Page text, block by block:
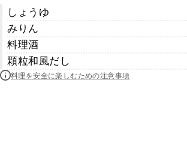
しょうゆ
みりん
料理酒
顆粒和風だし
料理を安全に楽しむための注意事項